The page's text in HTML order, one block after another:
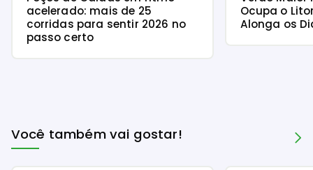
acelerado: mais de 25
corridas para sentir 2026 no
passo certo
Ocupa o
Alonga os
Você também vai gostar!